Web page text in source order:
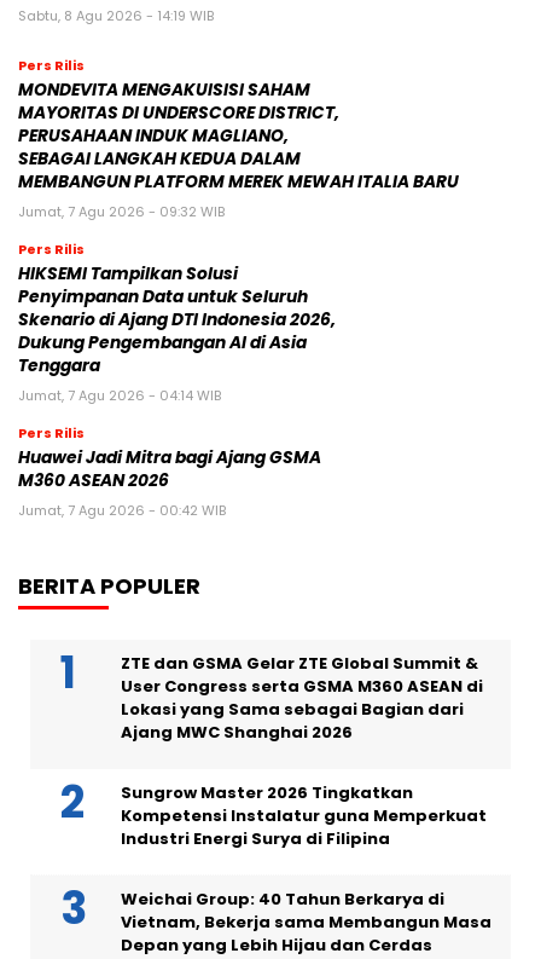
Sabtu, 8 Agu 2026 - 14:19 WIB
Pers Rilis
MONDEVITA MENGAKUISISI SAHAM
MAYORITAS DI UNDERSCORE DISTRICT,
PERUSAHAAN INDUK MAGLIANO,
SEBAGAI LANGKAH KEDUA DALAM
MEMBANGUN PLATFORM MEREK MEWAH ITALIA BARU
Jumat, 7 Agu 2026 - 09:32 WIB
Pers Rilis
HIKSEMI Tampilkan Solusi
Penyimpanan Data untuk Seluruh
Skenario di Ajang DTI Indonesia 2026,
Dukung Pengembangan AI di Asia
Tenggara
Jumat, 7 Agu 2026 - 04:14 WIB
Pers Rilis
Huawei Jadi Mitra bagi Ajang GSMA
M360 ASEAN 2026
Jumat, 7 Agu 2026 - 00:42 WIB
BERITA POPULER
ZTE dan GSMA Gelar ZTE Global Summit &
User Congress serta GSMA M360 ASEAN di
Lokasi yang Sama sebagai Bagian dari
Ajang MWC Shanghai 2026
Sungrow Master 2026 Tingkatkan
Kompetensi Instalatur guna Memperkuat
Industri Energi Surya di Filipina
Weichai Group: 40 Tahun Berkarya di
Vietnam, Bekerja sama Membangun Masa
Depan yang Lebih Hijau dan Cerdas